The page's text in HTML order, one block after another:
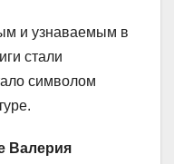
и узнаваемым в
стали
символом
Валерия